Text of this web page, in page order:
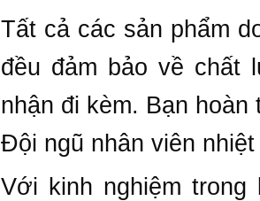
Tất cả các sản phẩm
đều đảm bảo về
nhận đi kèm. Bạn
Đội ngũ nhân viên
Với kinh nghiệm